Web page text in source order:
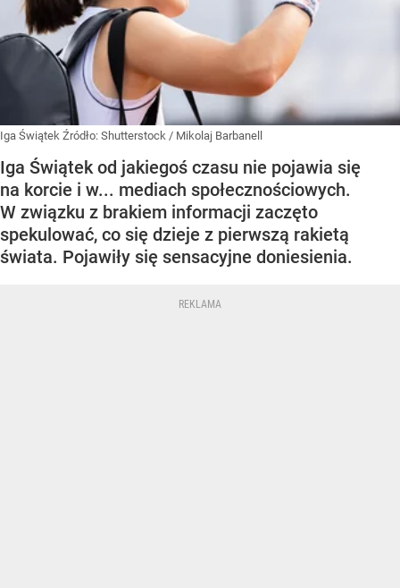
Iga Świątek Źródło: Shutterstock / Mikolaj Barbanell
Iga Świątek od jakiegoś czasu nie pojawia się
na korcie i w... mediach społecznościowych.
W związku z brakiem informacji zaczęto
spekulować, co się dzieje z pierwszą rakietą
świata. Pojawiły się sensacyjne doniesienia.